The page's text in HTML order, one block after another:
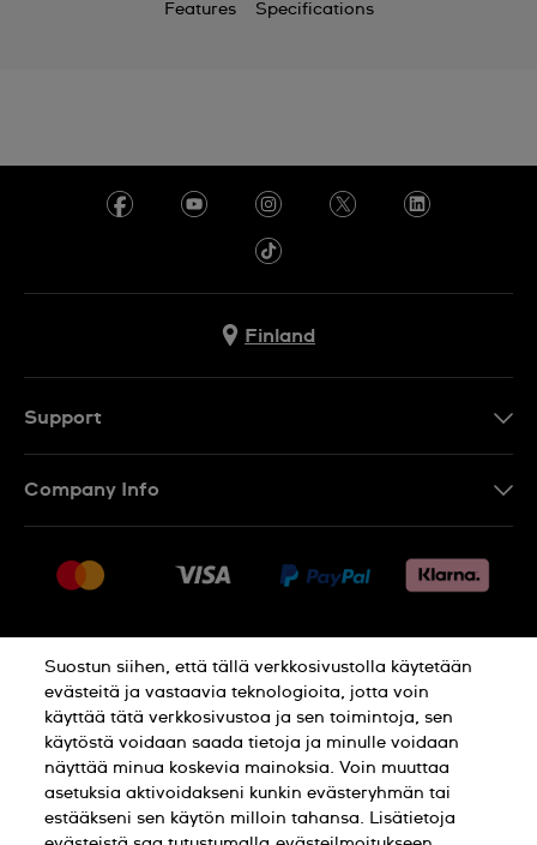
Features Specifications
Finland
Support
Palautukset
Myyntiehdot
Withdraw from contract
Company Info
Jobs
Privacy Policy Cookie Notice
Terms of use
Suostun siihen, että tällä verkkosivustolla käytetään
evästeitä ja vastaavia teknologioita, jotta voin
käyttää tätä verkkosivustoa ja sen toimintoja, sen
käytöstä voidaan saada tietoja ja minulle voidaan
näyttää minua koskevia mainoksia. Voin muuttaa
asetuksia aktivoidakseni kunkin evästeryhmän tai
estääkseni sen käytön milloin tahansa. Lisätietoja